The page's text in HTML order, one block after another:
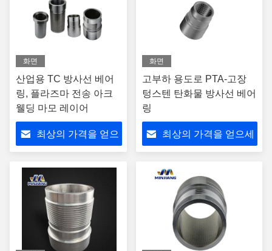
화면
산업용 TC 방사선 베어
링, 플라즈마 전송 아크
웰딩 마모 레이어
최상의 가격을 얻으
화면
고부하 용도로 PTA-고장
텅스텐 탄화물 방사선 베어
링
최상의 가격을 얻으세